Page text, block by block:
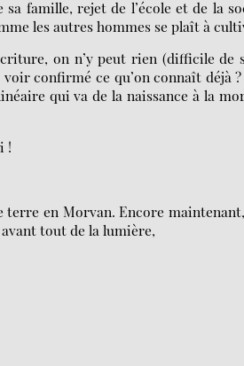
famille, rejet de l’école et de la
les autres hommes se plaît à
on n’y peut rien (difficile de
confirmé ce qu’on connaît déjà ?
qui va de la naissance à la
!
terre en Morvan. Encore
tout de la lumière,